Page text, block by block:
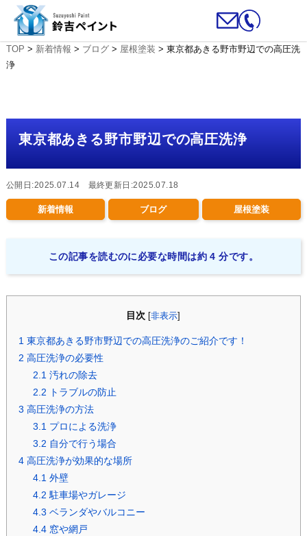
TOP > 新着情報 > ブログ> 屋根塗装 > 東京都あきる野市野辺での高圧洗
浄
東京都あきる野市野辺での高圧洗浄
公開日:2025.07.14 最終更新日:2025.07.18
新着情報 ブログ 屋根塗装
この記事を読むのに必要な時間は約 4 分です。
目次 [非表示
1東京都あきる野市野辺での高圧洗浄のご紹介です！
2 高圧洗浄の必要性
2.1汚れの除去
2.2 トラブルの防止
3 高圧洗浄の方法
3.1プロによる洗浄
3.2 自分で行う場合
4高圧洗浄が効果的な場所
4.1外壁
4.2 駐車場やガレージ
4.3 ベランダやバルコニー
4.4窓や網戸